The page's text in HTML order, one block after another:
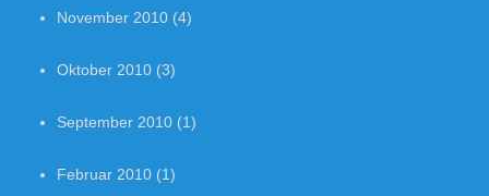
November 2010 (4)
Oktober 2010 (3)
September 2010 (1)
Februar 2010 (1)